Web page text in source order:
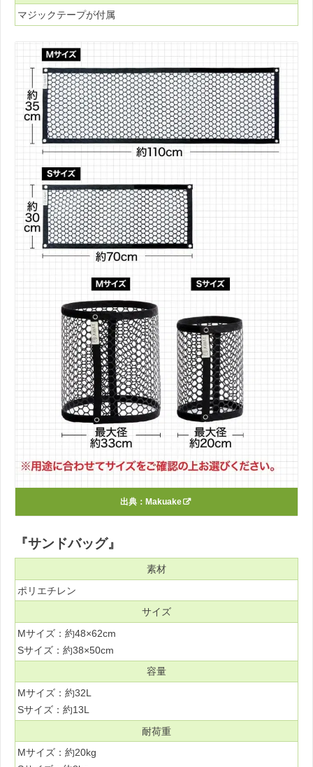
マジックテープが付属
出典： Makuake
『サンドバッグ』
素材
ポリエチレン
サイズ
Mサイズ：約48×62cm
Sサイズ：約38×50cm
容量
Mサイズ：約32L
Sサイズ：約13L
耐荷重
Mサイズ：約20kg